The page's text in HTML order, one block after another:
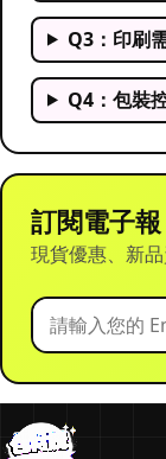
Q3：印刷
Q4：包裝
訂閱電子報
現貨優惠、新